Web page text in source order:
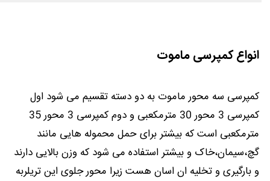
انواع کمپرسی ماموت
کمپرسی سه محور ماموت به دو دسته تقسیم می شود اول
کمپرسی 3 محور 30 مترمکعبی و دوم کمپرسی 3 محور 35
مترمکعبی است که بیشتر برای حمل محموله هایی مانند
گچ،سیمان،خاک و بیشتر استفاده می شود که وزن بالایی دارند
و بارگیری و تخلیه ان اسان هست زیرا محور جلوی این تریلربه